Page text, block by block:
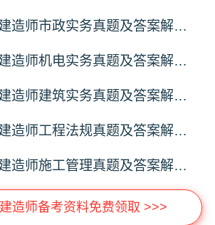
2026年二级建造师市政实务真题及答案解析（已更新）
2026年二级建造师机电实务真题及答案解析（已更新）
2026年二级建造师建筑实务真题及答案解析（考后更新）
2026年二级建造师工程法规真题及答案解析（已更新）
2026年二级建造师施工管理真题及答案解析（已更新）
造师备考资料免费领取 >>>